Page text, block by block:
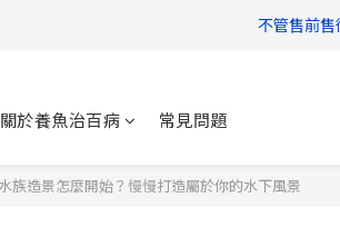
\ 超
\ 超
關於養魚治百病 常見問題
水族造景怎麼開始？慢慢打造屬於你的水下風景